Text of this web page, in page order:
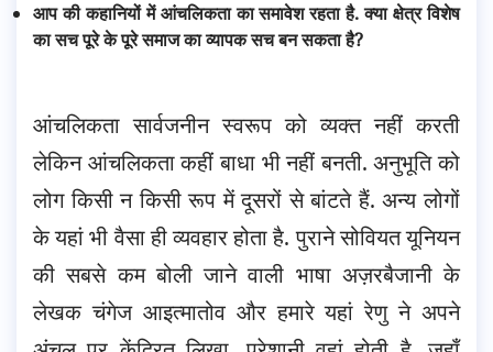
आप की कहानियों में आंचलिकता का समावेश रहता है. क्या क्षेत्र विशेष
का सच पूरे के पूरे समाज का व्यापक सच बन सकता है?
आंचलिकता सार्वजनीन स्वरूप को व्यक्त नहीं करती
लेकिन आंचलिकता कहीं बाधा भी नहीं बनती. अनुभूति को
लोग किसी न किसी रूप में दूसरों से बांटते हैं. अन्य लोगों
के यहां भी वैसा ही व्यवहार होता है. पुराने सोवियत यूनियन
की सबसे कम बोली जाने वाली भाषा अज़रबैजानी के
लेखक चंगेज आइत्मातोव और हमारे यहां रेणु ने अपने